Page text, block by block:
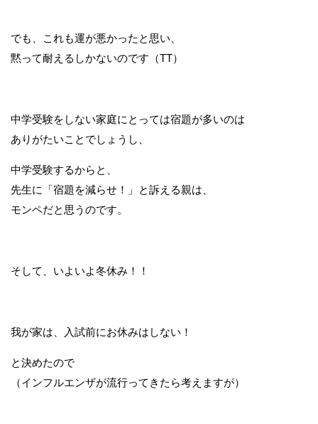
でも、これも運が悪かったと思い、
黙って耐えるしかないのです（TT）
中学受験をしない家庭にとっては宿題が多いのは
ありがたいことでしょうし、
中学受験するからと、
先生に「宿題を減らせ！」と訴える親は、
モンペだと思うのです。
そして、いよいよ冬休み！！
我が家は、入試前にお休みはしない！
と決めたので
（インフルエンザが流行ってきたら考えますが）